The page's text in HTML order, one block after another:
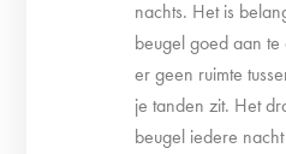
nachts. Het is
beugel goed aan
er geen ruimte
je tanden zit. Het
beugel iedere